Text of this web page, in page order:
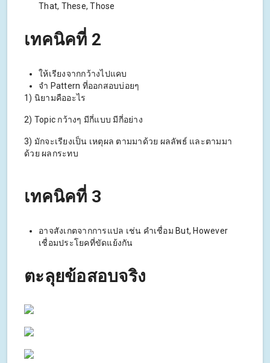
That, These, Those
เทคนิคที่ 2
ให้เรียงจากกว้างไปแคบ
จำ Pattern ที่ออกสอบบ่อยๆ
1) นิยามคืออะไร
2) Topic กว้างๆ มีกี่แบบ มีกี่อย่าง
3) มักจะเรียงเป็น เหตุผล ตามมาด้วย ผลลัพธ์ และตามมา
ด้วย ผลกระทบ
เทคนิคที่ 3
อาจสังเกตจากการแปล เช่น คำเชื่อม But, However
เชื่อมประโยคที่ขัดแย้งกัน
ตะลุยข้อสอบจริง